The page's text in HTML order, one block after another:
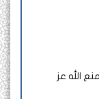
الله عز